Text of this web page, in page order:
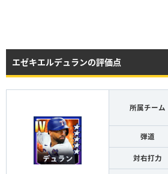
エゼキエルデュランの評価点
所属チーム
弾道
対右打力